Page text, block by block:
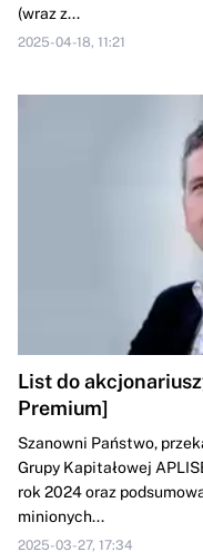
(wraz z...
2025-04-18, 11:21
List do
Premium]
Szanowni Państwo,
Grupy Kapitałowej
rok 2024 oraz
minionych...
2025-03-27, 17:34